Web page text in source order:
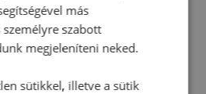
más
szabott
megjeleníteni neked.
sütikkel, illetve a sütik